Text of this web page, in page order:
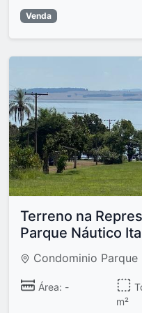
Venda
Terreno na
Parque Náutico
Condominio
Área: -
m²